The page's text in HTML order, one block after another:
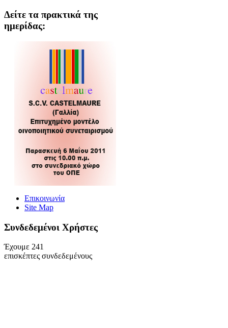
Δείτε τα πρακτικά της
ημερίδας:
Επικοινωνία
Site Map
Συνδεδεμένοι Xρήστες
Έχουμε 241
επισκέπτες συνδεδεμένους